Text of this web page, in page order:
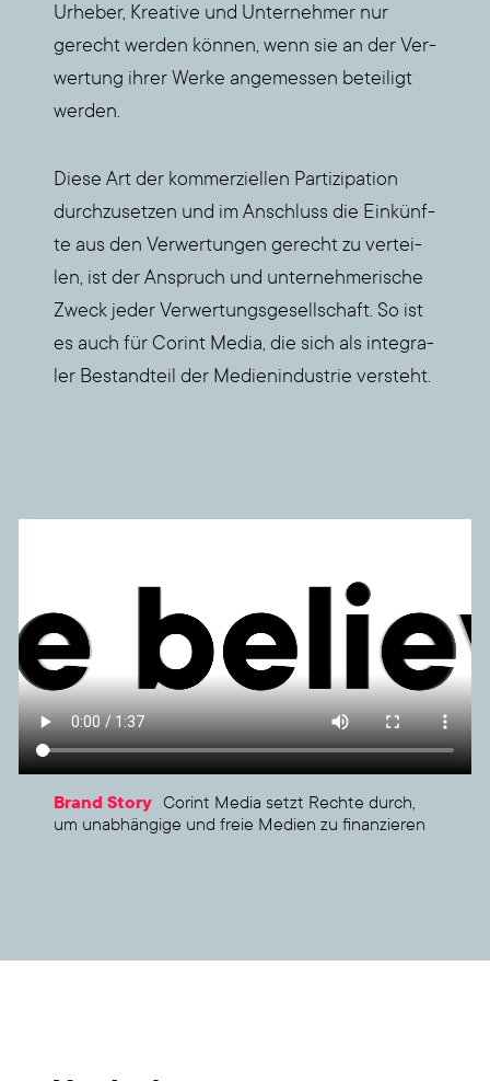
Urhe­ber, Krea­ti­ve und Unter­neh­mer nur
gerecht wer­den kön­nen, wenn sie an der Ver­
wer­tung ihrer Wer­ke ange­mes­sen betei­ligt
wer­den.
Die­se Art der kom­mer­zi­el­len Par­ti­zi­pa­ti­on
durch­zu­set­zen und im Anschluss die Ein­künf­
te aus den Ver­wer­tun­gen gerecht zu ver­tei­
len, ist der Anspruch und unter­neh­me­ri­sche
Zweck jeder Ver­wer­tungs­ge­sell­schaft. So ist
es auch für Corint Media, die sich als inte­gra­
ler Bestand­teil der Medi­en­in­dus­trie ver­steht.
Brand Sto­ry Corint Media setzt Rech­te durch,
um unab­hän­gi­ge und freie Medi­en zu finan­zie­ren